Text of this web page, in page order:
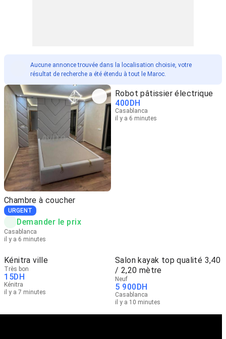
Aucune annonce trouvée dans la localisation choisie, votre
résultat de recherche a été étendu à tout le Maroc.
Chambre à coucher
URGENT
Demander le prix
Casablanca
il y a 6 minutes
Robot pâtissier électrique
400DH
Casablanca
il y a 6 minutes
Kénitra ville
Très bon
15DH
Kénitra
il y a 7 minutes
Salon kayak top qualité 3,40
/ 2,20 mètre
Neuf
5 900DH
Casablanca
il y a 10 minutes